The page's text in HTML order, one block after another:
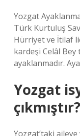
Yozgat
Türk Kurtuluş
Hürriyet ve İtilaf
kardeşi Celâl Bey
ayaklanmadır.
Yozgat
çıkmıştır?
Yozgat’taki